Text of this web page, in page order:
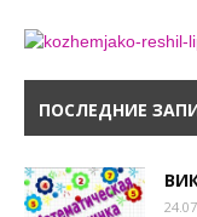
ПОСЛЕДНИЕ